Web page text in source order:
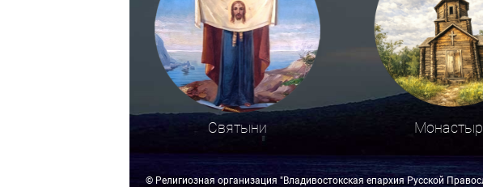
Святыни
© Религиозная организация "Владивостокская епархия Русской